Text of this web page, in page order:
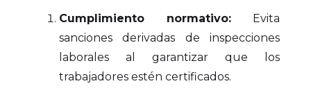
Cumplimiento normativo: Evita
sanciones derivadas de inspecciones
laborales al garantizar que los
trabajadores estén certificados.